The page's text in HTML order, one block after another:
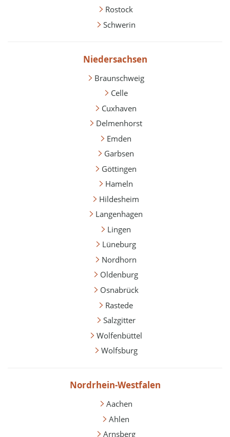
Rostock
Schwerin
Niedersachsen
Braunschweig
Celle
Cuxhaven
Delmenhorst
Emden
Garbsen
Göttingen
Hameln
Hildesheim
Langenhagen
Lingen
Lüneburg
Nordhorn
Oldenburg
Osnabrück
Rastede
Salzgitter
Wolfenbüttel
Wolfsburg
Nordrhein-Westfalen
Aachen
Ahlen
Arnsberg